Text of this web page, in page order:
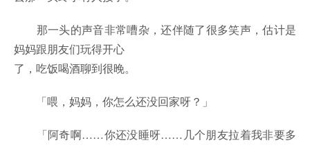
那一头的声音非常嘈杂，还伴随了很多笑声，估计是
妈妈跟朋友们玩得开心
了，吃饭喝酒聊到很晚。
「喂，妈妈，你怎么还没回家呀？」
「阿奇啊……你还没睡呀……几个朋友拉着我非要多